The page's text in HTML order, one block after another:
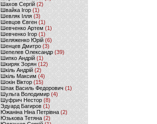
Шахов Сергій(2)
Швайка Ігор (1)
Шевляк Ілля (3)
Шевцов Євген (1)
Шевченко Артем(1)
Шевченко Ігор(1)
Шеляженко Юрій (6)
Шенцев Дмитро (3)
Шепелев Олександр (39)
Шипко Андрій(1)
Шкиряк Зорян(12)
Шкіль Андрій(2)
Шкіль Максим (4)
Шокін Віктор (15)
Шпак Василь Федорович (1)
Шульга Володимир (4)
Шуфрич Нестор(8)
Эдуард Багиров (1)
Южаніна Ніна Петрівна (2)
Юзькова Тетяна(2)